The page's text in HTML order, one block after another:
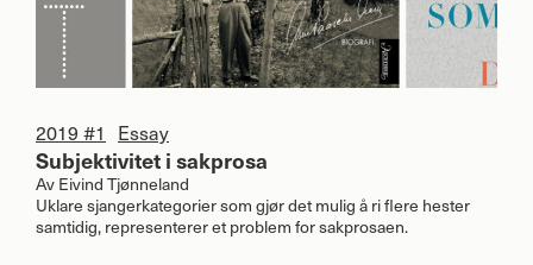
2019 #1 Essay
Subjektivitet i sakprosa
Av Eivind Tjønneland
Uklare sjangerkategorier som gjør det mulig å ri flere hester
samtidig, representerer et problem for sakprosaen.